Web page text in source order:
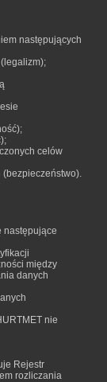
następujących
celów
następujące
między
danych
nie
Rejestr
rozliczania